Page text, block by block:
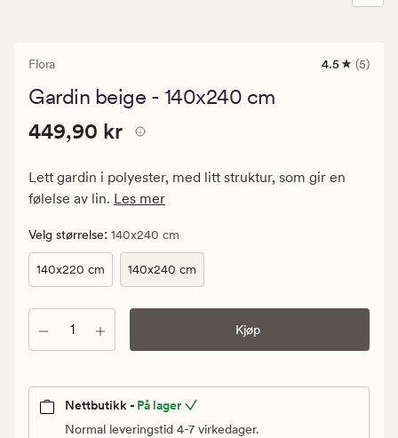
Flora
5
4.5 (5)
Gardin beige - 140x240 cm
Pris
449,90
Vanlig
449,90
kr
Pris 449,90 kr
449,90 kr
Lett gardin i polyester, med litt struktur, som gir en
følelse av lin. Les mer
Velg størrelse: 140x240 cm
140x220 cm 140x240 cm
Antall Kjøp
Nettbutikk - På lager
Normal leveringstid 4-7 virkedager.